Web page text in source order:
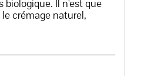
biologique. Il n'est que
crémage naturel,